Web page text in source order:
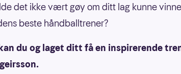
det ikke vært gøy om ditt lag kunne
beste håndballtrener?
du og laget ditt få en inspirerende